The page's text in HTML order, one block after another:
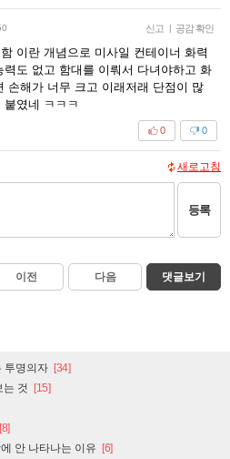
신고 | 공감 확인
이란 개념으로 미사일 컨테이너 화력
도 없고 함대를 이뤄서 다녀야하고 화
손해가 너무 크고 이래저래 단점이 많
였네 ㅋㅋㅋ
0
0
새로고침
등록
이전 다음 댓글보기
투명의자 [34]
는 것 [15]
[8]
안 나타나는 이유 [6]